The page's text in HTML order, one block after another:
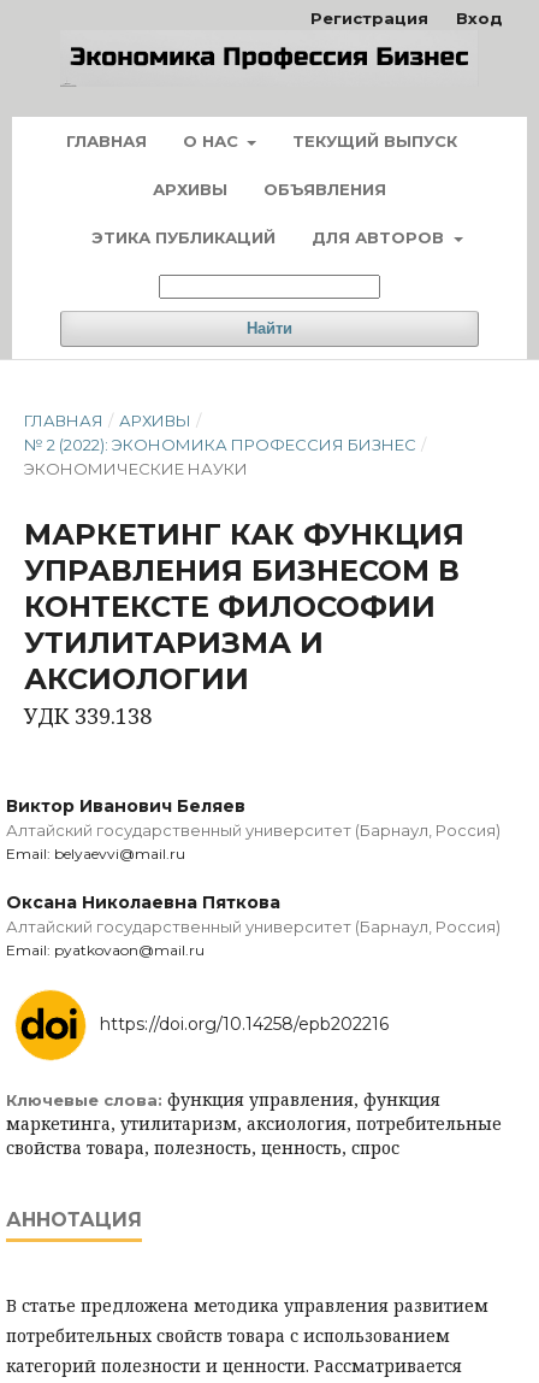
ГЛАВНАЯ О НАС ТЕКУЩИЙ ВЫПУСК
АРХИВЫ ОБЪЯВЛЕНИЯ
ЭТИКА ПУБЛИКАЦИЙ ДЛЯ АВТОРОВ
Найти
Регистрация Вход
ГЛАВНАЯ / АРХИВЫ /
№ 2 (2022): ЭКОНОМИКА ПРОФЕССИЯ БИЗНЕС /
ЭКОНОМИЧЕСКИЕ НАУКИ
МАРКЕТИНГ КАК ФУНКЦИЯ
УПРАВЛЕНИЯ БИЗНЕСОМ В
КОНТЕКСТЕ ФИЛОСОФИИ
УТИЛИТАРИЗМА И
АКСИОЛОГИИ
УДК 339.138
Виктор Иванович Беляев
Алтайский государственный университет (Барнаул, Россия)
Email: belyaevvi@mail.ru
Оксана Николаевна Пяткова
Алтайский государственный университет (Барнаул, Россия)
Email: pyatkovaon@mail.ru
https://doi.org/10.14258/epb202216
Ключевые слова: функция управления, функция
маркетинга, утилитаризм, аксиология, потребительные
свойства товара, полезность, ценность, спрос
АННОТАЦИЯ
В статье предложена методика управления развитием
потребительных свойств товара с использованием
категорий полезности и ценности. Рассматривается